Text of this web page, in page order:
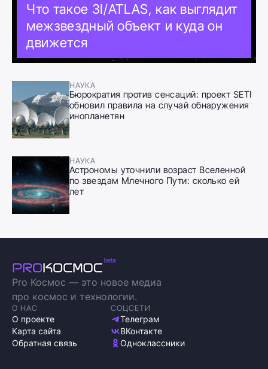
Что такое 3I/ATLAS, как выглядит
межзвездный объект и куда он
движется
НАУКА
Бюрократия против сенсаций: проект SETI
обновил правила на случай обнаружения
инопланетян
НАУКА
Астрономы уточнили возраст Вселенной
по звездам Млечного Пути: сколько ей
лет
Pro Космос — это новое медиа
про космос и технологии.
О НАС
О проекте
Карта сайта
Обратная связь
СОЦСЕТИ
Телеграм
ВКонтакте
Одноклассники